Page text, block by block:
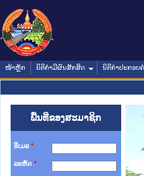
ໜ້າຫຼັກ ນິຕິກໍາມີຜົນສັກສິດ ນິຕິກໍາປະກອບ
ພື້ນທີ່ຂອງສະມາຊິກ
ອີເມລ *
ລະຫັດ *